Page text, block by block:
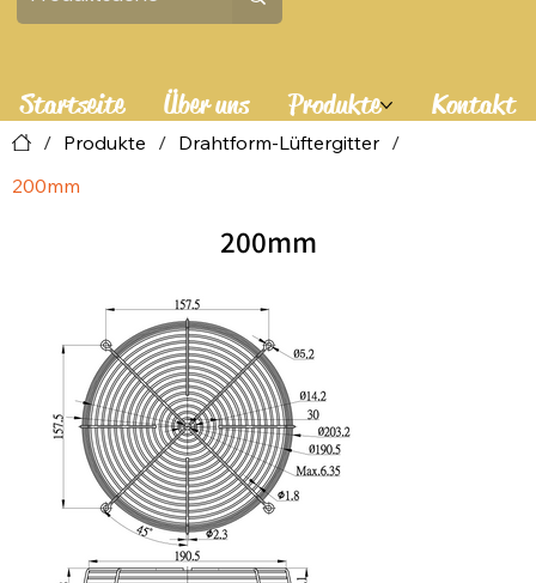
Startseite Über uns Produkte Kontakt
/ Produkte / Drahtform-Lüftergitter /
200mm
200mm